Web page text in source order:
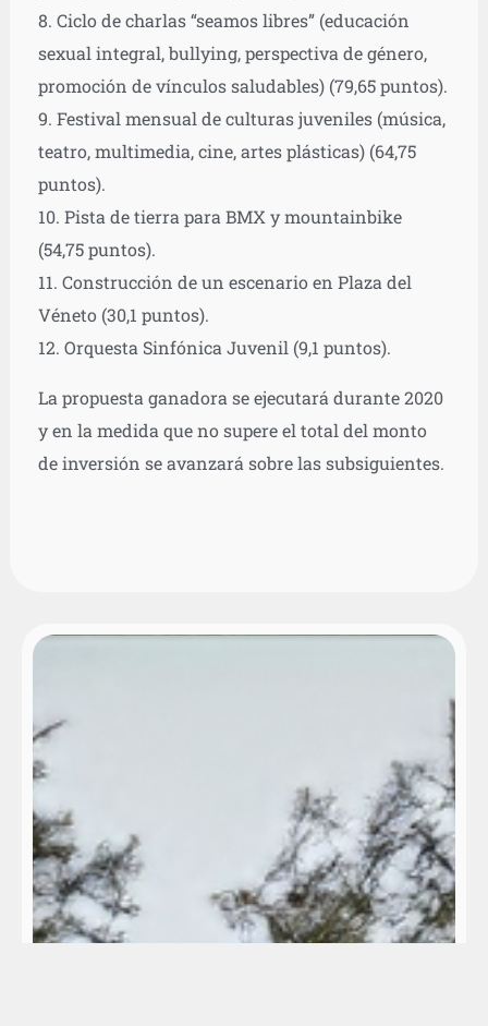
8. Ciclo de charlas “seamos libres” (educación
sexual integral, bullying, perspectiva de género,
promoción de vínculos saludables) (79,65 puntos).
9. Festival mensual de culturas juveniles (música,
teatro, multimedia, cine, artes plásticas) (64,75
puntos).
10. Pista de tierra para BMX y mountainbike
(54,75 puntos).
11. Construcción de un escenario en Plaza del
Véneto (30,1 puntos).
12. Orquesta Sinfónica Juvenil (9,1 puntos).
La propuesta ganadora se ejecutará durante 2020
y en la medida que no supere el total del monto
de inversión se avanzará sobre las subsiguientes.